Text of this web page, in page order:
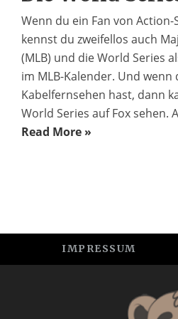
Wenn du ein Fan von
kennst du zweifellos auch
(MLB) und die World Series
im MLB-Kalender. Und
Kabelfernsehen hast, dann
World Series auf Fox sehen.
Read More »
IMPRESSUM